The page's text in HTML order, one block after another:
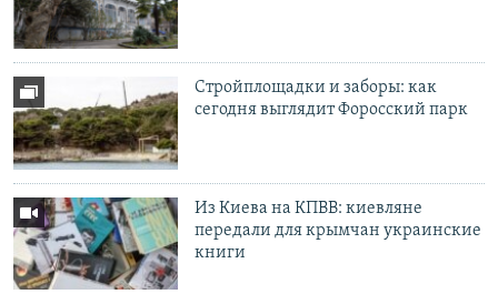
Стройплощадки и заборы: как
сегодня выглядит Форосский парк
Из Киева на КПВВ: киевляне
передали для крымчан украинские
книги